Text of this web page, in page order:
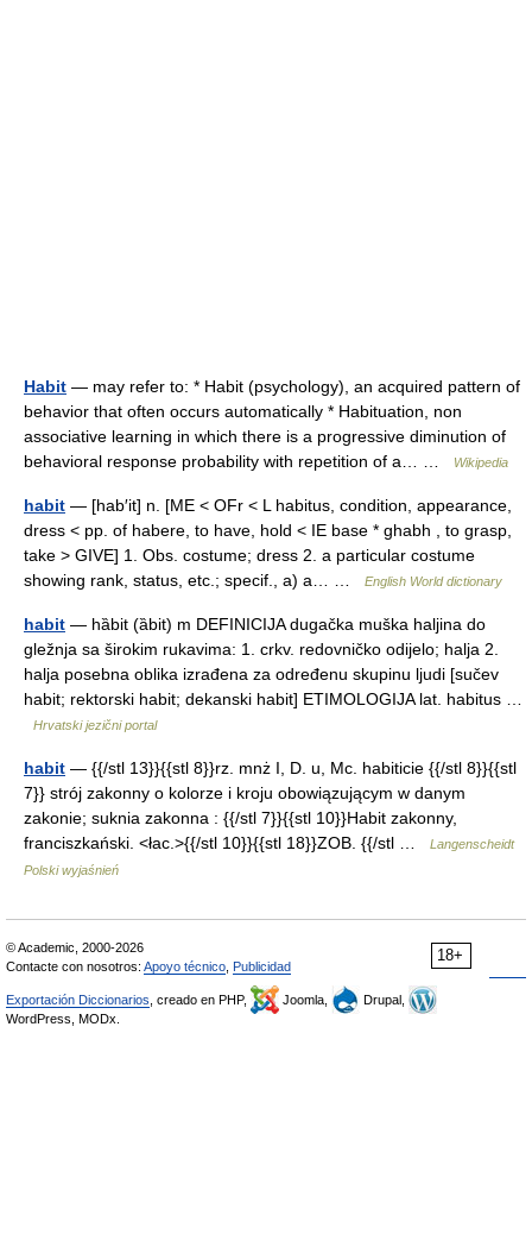
Habit — may refer to: * Habit (psychology), an acquired pattern of
behavior that often occurs automatically * Habituation, non
associative learning in which there is a progressive diminution of
behavioral response probability with repetition of a… …
Wikipedia
habit — [hab′it] n. [ME < OFr < L habitus, condition, appearance,
dress < pp. of habere, to have, hold < IE base * ghabh , to grasp,
take > GIVE] 1. Obs. costume; dress 2. a particular costume
showing rank, status, etc.; specif., a) a… …
English World dictionary
habit — hȁbit (ȁbit) m DEFINICIJA dugačka muška haljina do
gležnja sa širokim rukavima: 1. crkv. redovničko odijelo; halja 2.
halja posebna oblika izrađena za određenu skupinu ljudi [sučev
habit; rektorski habit; dekanski habit] ETIMOLOGIJA lat. habitus …
Hrvatski jezični portal
habit — {{/stl 13}}{{stl 8}}rz. mnż I, D. u, Mc. habiticie {{/stl 8}}{{stl
7}} strój zakonny o kolorze i kroju obowiązującym w danym
zakonie; suknia zakonna : {{/stl 7}}{{stl 10}}Habit zakonny,
franciszkański. <łac.>{{/stl 10}}{{stl 18}}ZOB. {{/stl …
Langenscheidt
Polski wyjaśnień
18+
© Academic, 2000-2026
Contacte con nosotros: Apoyo técnico Publicidad
Exportación Diccionarios , creado en PHP, Joomla,
Drupal,
WordPress, MODx.